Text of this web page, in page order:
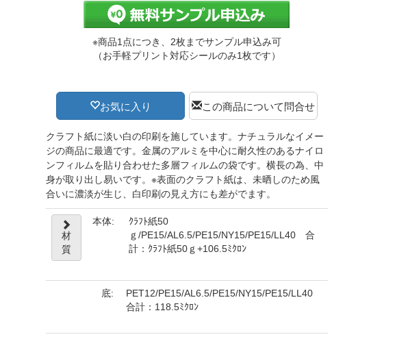
※商品1点につき、2枚までサンプル申込み可
（お手軽プリント対応シールのみ1枚です）
お気に入り この商品について問合せ
クラフト紙に淡い白の印刷を施しています。ナチュラルなイメー
ジの商品に最適です。金属のアルミを中心に耐久性のあるナイロ
ンフィルムを貼り合わせた多層フィルムの袋です。横長の為、中
身が取り出し易いです。※表面のクラフト紙は、未晒しのため風
合いに濃淡が生じ、白印刷の見え方にも差がでます。
材
質
本体:
ｸﾗﾌﾄ紙50
ｇ/PE15/AL6.5/PE15/NY15/PE15/LL40 合
計：ｸﾗﾌﾄ紙50ｇ+106.5ﾐｸﾛﾝ
底:
PET12/PE15/AL6.5/PE15/NY15/PE15/LL40
合計：118.5ﾐｸﾛﾝ